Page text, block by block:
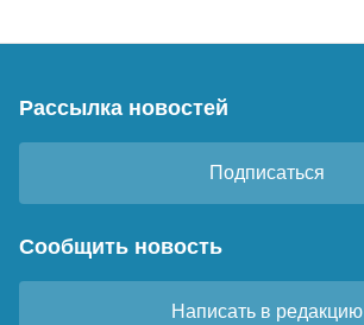
Рассылка новостей
Подписаться
Сообщить новость
Написать в редакцию